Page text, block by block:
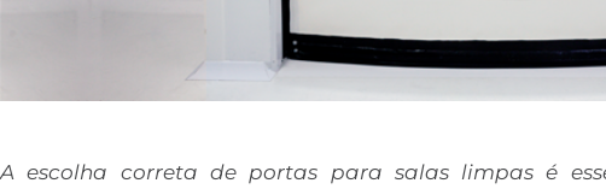
A escolha correta de portas para salas limpas é